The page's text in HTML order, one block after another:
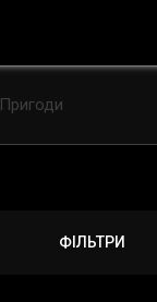
Пригоди
ФІЛЬТРИ